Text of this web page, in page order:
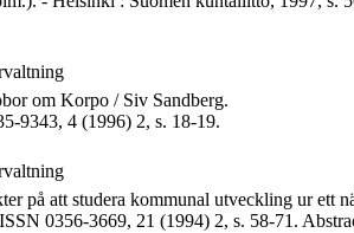
om Korpo / Siv Sandberg.
9343, 4 (1996) 2, s. 18-19.
på att studera kommunal utveckling ur ett
0356-3669, 21 (1994) 2, s. 58-71.